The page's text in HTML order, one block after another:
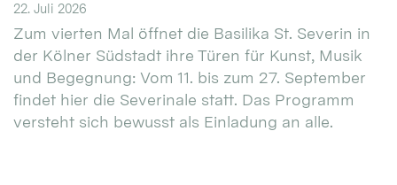
22. Juli 2026
Zum vierten Mal öffnet die Basilika St. Severin in
der Kölner Südstadt ihre Türen für Kunst, Musik
und Begegnung: Vom 11. bis zum 27. September
findet hier die Severinale statt. Das Programm
versteht sich bewusst als Einladung an alle.